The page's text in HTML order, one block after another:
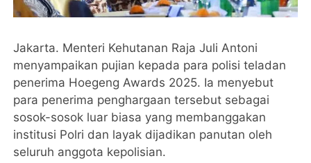
Jakarta. Menteri Kehutanan Raja Juli Antoni
menyampaikan pujian kepada para polisi teladan
penerima Hoegeng Awards 2025. Ia menyebut
para penerima penghargaan tersebut sebagai
sosok-sosok luar biasa yang membanggakan
institusi Polri dan layak dijadikan panutan oleh
seluruh anggota kepolisian.